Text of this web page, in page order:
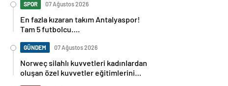
SPOR 07 Ağustos 2026
En fazla kızaran takım Antalyaspor!
Tam 5 futbolcu….
GÜNDEM 07 Ağustos 2026
Norweç silahlı kuvvetleri kadınlardan
oluşan özel kuvvetler eğitimlerini